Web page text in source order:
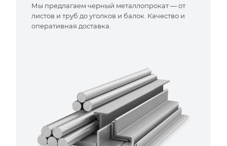
Мы предлагаем черный металлопрокат — от
листов и труб до уголков и балок. Качество и
оперативная доставка.